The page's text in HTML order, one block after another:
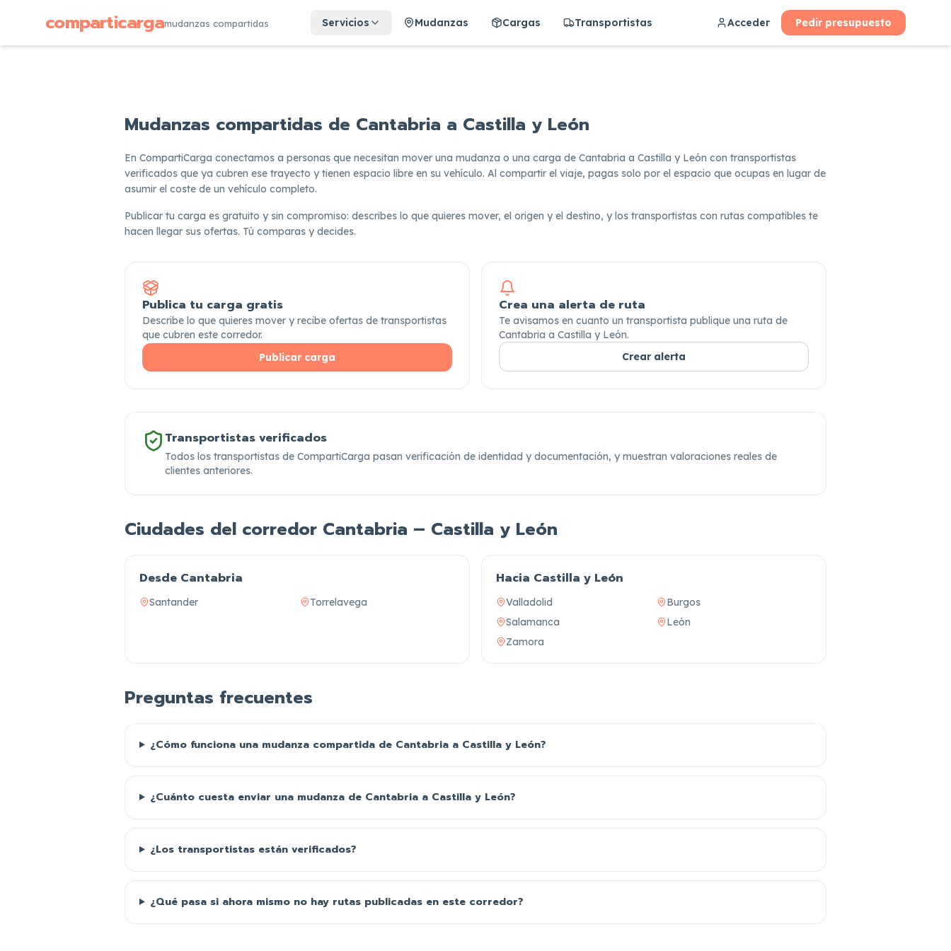
comparticargamudanzas compartidas Servicios Mudanzas Cargas Transportistas Acceder Pedir presupuesto
Mudanzas compartidas de Cantabria a Castilla y León
En CompartiCarga conectamos a personas que necesitan mover una mudanza o una carga de Cantabria a Castilla y León con transportistas
verificados que ya cubren ese trayecto y tienen espacio libre en su vehículo. Al compartir el viaje, pagas solo por el espacio que ocupas en lugar de
asumir el coste de un vehículo completo.
Publicar tu carga es gratuito y sin compromiso: describes lo que quieres mover, el origen y el destino, y los transportistas con rutas compatibles te
hacen llegar sus ofertas. Tú comparas y decides.
Publica tu carga gratis
Describe lo que quieres mover y recibe ofertas de transportistas
que cubren este corredor.
Publicar carga
Crea una alerta de ruta
Te avisamos en cuanto un transportista publique una ruta de
Cantabria a Castilla y León.
Crear alerta
Transportistas verificados
Todos los transportistas de CompartiCarga pasan verificación de identidad y documentación, y muestran valoraciones reales de
clientes anteriores.
Ciudades del corredor Cantabria – Castilla y León
Desde Cantabria
Santander Torrelavega
Hacia Castilla y León
Valladolid
Burgos
Salamanca
León
Zamora
Preguntas frecuentes
¿Cómo funciona una mudanza compartida de Cantabria a Castilla y León?
¿Cuánto cuesta enviar una mudanza de Cantabria a Castilla y León?
¿Los transportistas están verificados?
¿Qué pasa si ahora mismo no hay rutas publicadas en este corredor?